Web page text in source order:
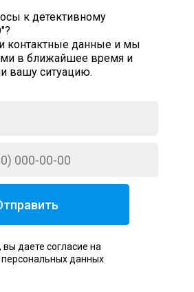
к детективному
контактные данные и мы
в ближайшее время и
вашу ситуацию.
даете согласие на
персональных данных